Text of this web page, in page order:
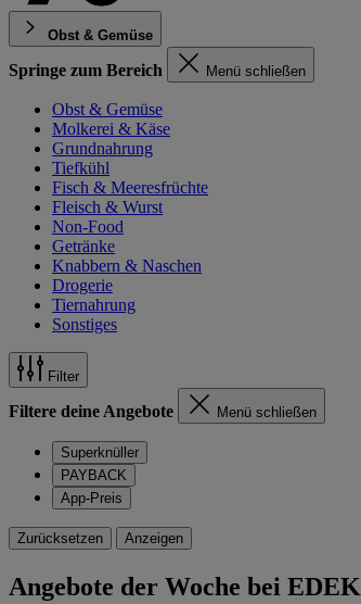
Obst & Gemüse
Springe zum Bereich Menü schließen
Obst & Gemüse
Molkerei & Käse
Grundnahrung
Tiefkühl
Fisch & Meeresfrüchte
Fleisch & Wurst
Non-Food
Getränke
Knabbern & Naschen
Drogerie
Tiernahrung
Sonstiges
Filter
Filtere deine Angebote Menü schließen
Superknüller
PAYBACK
App-Preis
Zurücksetzen Anzeigen
Angebote der Woche bei